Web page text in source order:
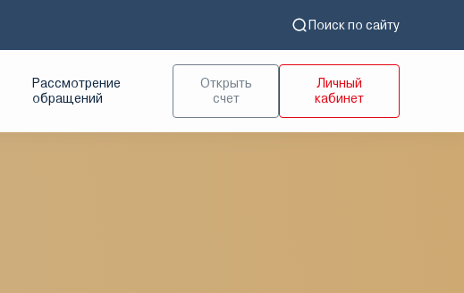
Поиск по сайту
Рассмотрение
обращений
Открыть
счет
Личный
кабинет